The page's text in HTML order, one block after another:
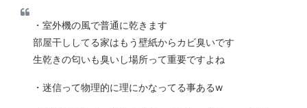
・室外機の風で普通に乾きます
部屋干ししてる家はもう壁紙からカビ臭いです
生乾きの匂いも臭いし場所って重要ですよね
・迷信って物理的に理にかなってる事あるw